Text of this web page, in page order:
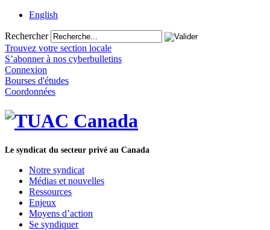
English
Rechercher
Trouvez votre section locale
S’abonner à nos cyberbulletins
Connexion
Bourses d'études
Coordonnées
Le syndicat du secteur privé au Canada
Notre syndicat
Médias et nouvelles
Ressources
Enjeux
Moyens d’action
Se syndiquer